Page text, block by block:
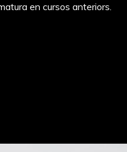
en cursos anteriors.